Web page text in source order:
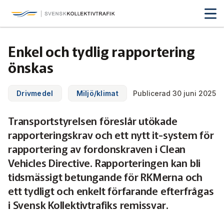
Hoppa
Tillsammans blir vi smartare
Medlemmar
Affärs­nätverket
Biljettkontroll­
Bussdepå­
Chefer
Tjänster och verktyg
Partner­samverkan
Skolskjutsen.se
Studentkonceptet
Associerade medlemmar
Bli associerad medlem
Medlemszon
Fakta & statistik
Biljettpriser
Järnväg
Miljö och klimat
Öka din kompetens
Förarcertifieringar
Webbinarier
Våra utbildningar
Aktuellt & debatt
Så här tycker vi
Nyheter
Debattartiklar
Om oss
121 års erfarenhet
Organisation
Enkel och tydlig rapportering
önskas
Drivmedel Miljö/klimat Publicerad 30 juni 2025
Transportstyrelsen föreslår utökade
rapporteringskrav och ett nytt it-system för
rapportering av fordonskraven i Clean
Vehicles Directive. Rapporteringen kan bli
tidsmässigt betungande för RKMerna och
ett tydligt och enkelt förfarande efterfrågas
i Svensk Kollektivtrafiks remissvar.